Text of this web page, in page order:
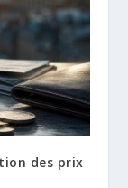
des prix